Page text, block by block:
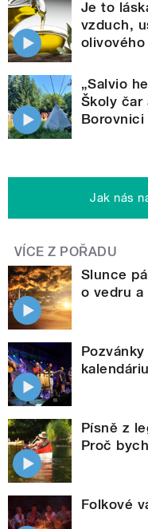
Je to
vzduch,
olivového
„Salvio
Školy čar
Borovnici
Jak nás
VÍCE Z POŘADU
Slunce
o vedru a
Písně z
Proč
Folkové